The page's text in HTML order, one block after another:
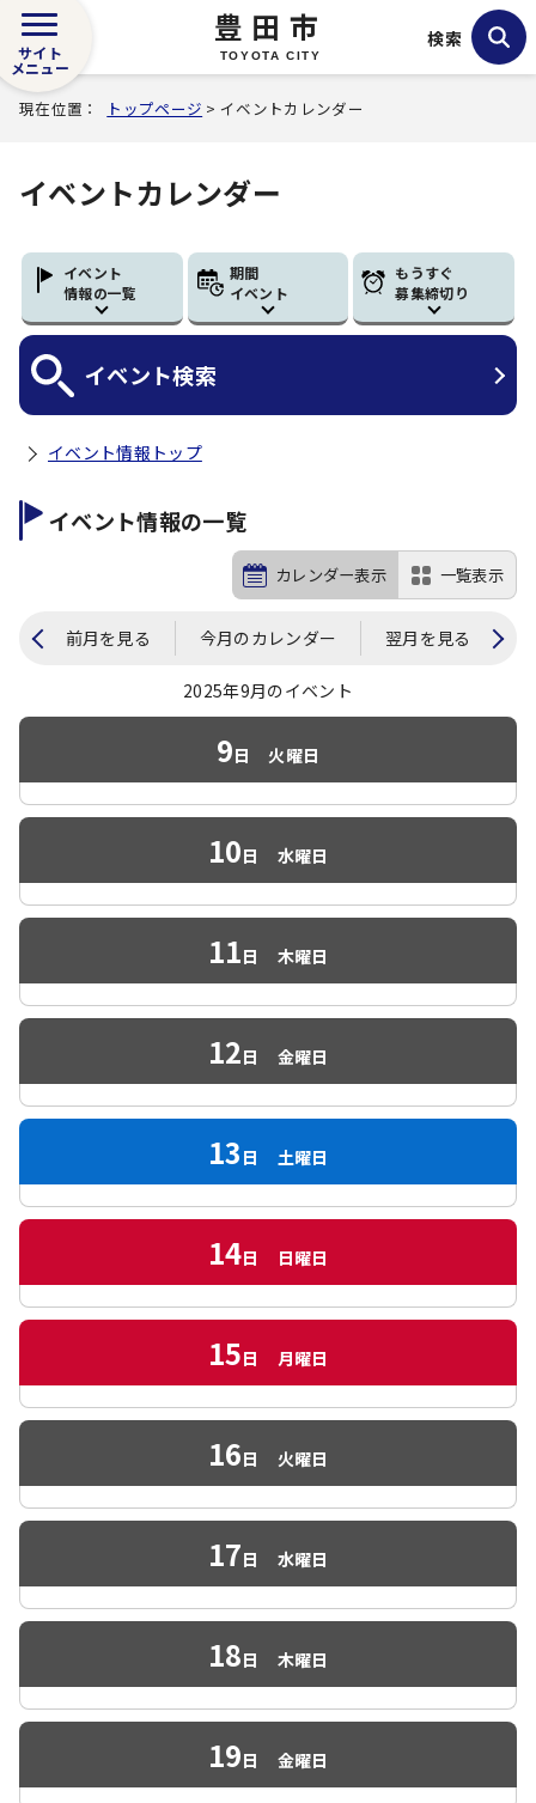
豊田市
TOYOTA CITY
サイト
メニュー
検索
現在位置： トップページ > イベントカレンダー
イベントカレンダー
イベント
情報の一覧
期間
イベント
もうすぐ
募集締切り
イベント検索
イベント情報トップ
イベント情報の一覧
カレンダー表示 一覧表示
前月を見る 今月のカレンダー 翌月を見る
2025年9月のイベント
9日 火曜日
10日 水曜日
11日 木曜日
12日 金曜日
13 日 土曜日
14日 日曜日
15日 月曜日
16日 火曜日
17日 水曜日
18日 木曜日
19日 金曜日